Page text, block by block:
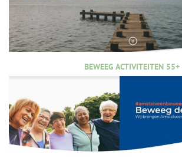
BEWEEG ACTIVITEITEN 55+